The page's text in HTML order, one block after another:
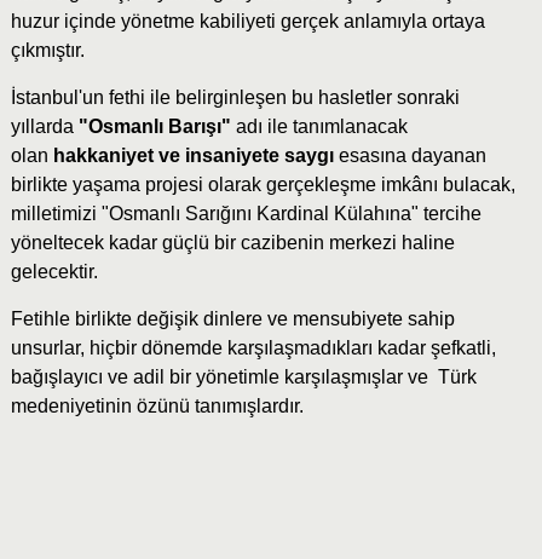
huzur içinde yönetme kabiliyeti gerçek anlamıyla ortaya
çıkmıştır.
İstanbul'un fethi ile belirginleşen bu hasletler sonraki
yıllarda "Osmanlı Barışı" adı ile tanımlanacak
olan hakkaniyet ve insaniyete saygıesasına dayanan
birlikte yaşama projesi olarak gerçekleşme imkânı bulacak,
milletimizi "Osmanlı Sarığını Kardinal Külahına" tercihe
yöneltecek kadar güçlü bir cazibenin merkezi haline
gelecektir.
Fetihle birlikte değişik dinlere ve mensubiyete sahip
unsurlar, hiçbir dönemde karşılaşmadıkları kadar şefkatli,
bağışlayıcı ve adil bir yönetimle karşılaşmışlar ve Türk
medeniyetinin özünü tanımışlardır.